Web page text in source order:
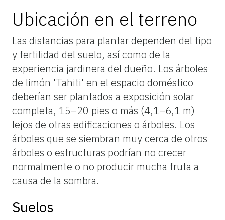
Ubicación en el terreno
Las distancias para plantar dependen del tipo
y fertilidad del suelo, así como de la
experiencia jardinera del dueño. Los árboles
de limón 'Tahiti' en el espacio doméstico
deberían ser plantados a exposición solar
completa, 15–20 pies o más (4,1–6,1 m)
lejos de otras edificaciones o árboles. Los
árboles que se siembran muy cerca de otros
árboles o estructuras podrían no crecer
normalmente o no producir mucha fruta a
causa de la sombra.
Suelos